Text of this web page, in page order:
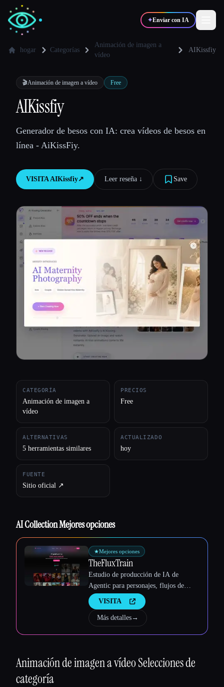
✦Enviar con IA
💻 Desarrolladores
🎓Estudiantes
Comparar herramientas
Todas las categorías
Acerca de
hogar Categorías
Animación de imagen a
vídeo
AIKissfiy
🎬Animación de imagen a vídeo Free
AIKissfiy
Generador de besos con IA: crea vídeos de besos en
línea - AiKissFiy.
VISITAAIKissfiy↗︎ Leer reseña ↓︎ Save
CATEGORÍA
Animación de imagen a
vídeo
PRECIOS
Free
ALTERNATIVAS
5 herramientas similares
ACTUALIZADO
hoy
FUENTE
Sitio oficial ↗︎
AI Collection Mejores opciones
★Mejores opciones
TheFluxTrain
Estudio de producción de IA de
Agentic para personajes, flujos de
trabajo y vídeos coherentes
VISITA
Más detalles→
Animación de imagen a vídeoSelecciones de
categoría